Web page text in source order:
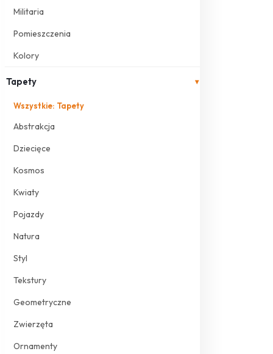
Militaria
Pomieszczenia
Kolory
Tapety ▾
Wszystkie: Tapety
Abstrakcja
Dziecięce
Kosmos
Kwiaty
Pojazdy
Natura
Styl
Tekstury
Geometryczne
Zwierzęta
Ornamenty